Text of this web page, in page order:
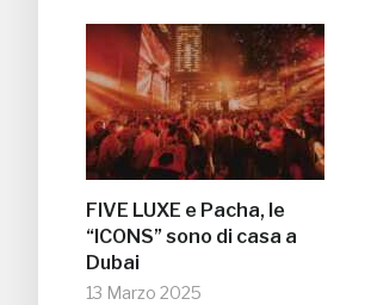
FIVE LUXE e Pacha, le
“ICONS” sono di casa a
Dubai
13 Marzo 2025